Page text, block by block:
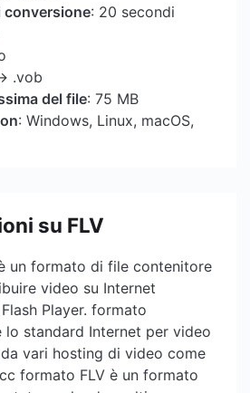
: 20 secondi
.vob
del file: 75 MB
: Windows, Linux, macOS,
su FLV
un formato di file contenitore
video su Internet
Player. formato
lo standard Internet per video
vari hosting di video come
formato FLV è un formato